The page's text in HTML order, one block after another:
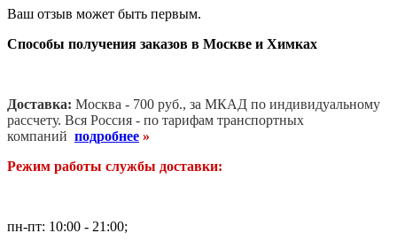
Ваш отзыв может быть первым.
Способы получения заказов в Москве и Химках
Доставка: Москва - 700 руб., за МКАД по индивидуальному
рассчету. Вся Россия - по тарифам транспортных
компаний подробнее »
Режим работы службы доставки:
пн-пт: 10:00 - 21:00;